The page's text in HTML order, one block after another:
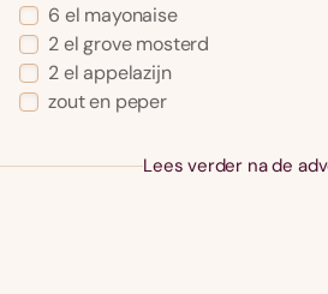
6 el mayonaise
2 el grove mosterd
2 el appelazijn
zout en peper
Lees verder na de